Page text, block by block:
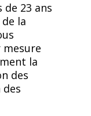
23 ans
la
la
des